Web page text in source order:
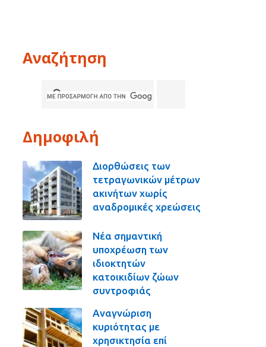
Αναζήτηση
Δημοφιλή
Διορθώσεις των
τετραγωνικών μέτρων
ακινήτων χωρίς
αναδρομικές χρεώσεις
Νέα σημαντική
υποχρέωση των
ιδιοκτητών
κατοικιδίων ζώων
συντροφιάς
Αναγνώριση
κυριότητας με
χρησικτησία επί